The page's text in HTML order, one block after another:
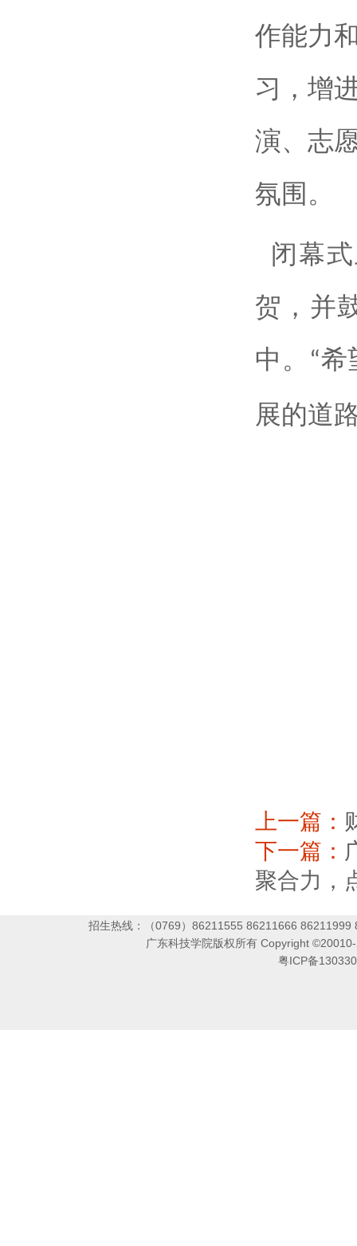
作能力
习，增
演、志
氛围。
闭幕
贺，并
中。
“希
展的道
上一篇：
下一篇：
聚合力，
招生热线：（0769）86211555 86211666
广东科技学院版权所有 Copyright
粤ICP备